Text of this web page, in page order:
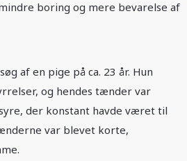
boring og mere bevarelse af
af en pige på ca. 23 år. Hun
og hendes tænder var
der konstant havde været til
var blevet korte,